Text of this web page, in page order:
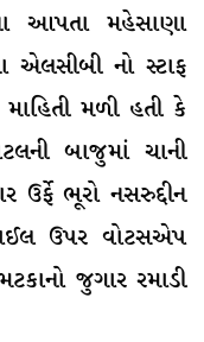
આપતા મહેસાણા
એલસીબી નો સ્ટાફ
માહિતી મળી હતી કે
બાજુમાં ચાની
ઉર્ફે ભૂરો નસરુદ્દીન
ઉપર વોટસએપ
જુગાર રમાડી